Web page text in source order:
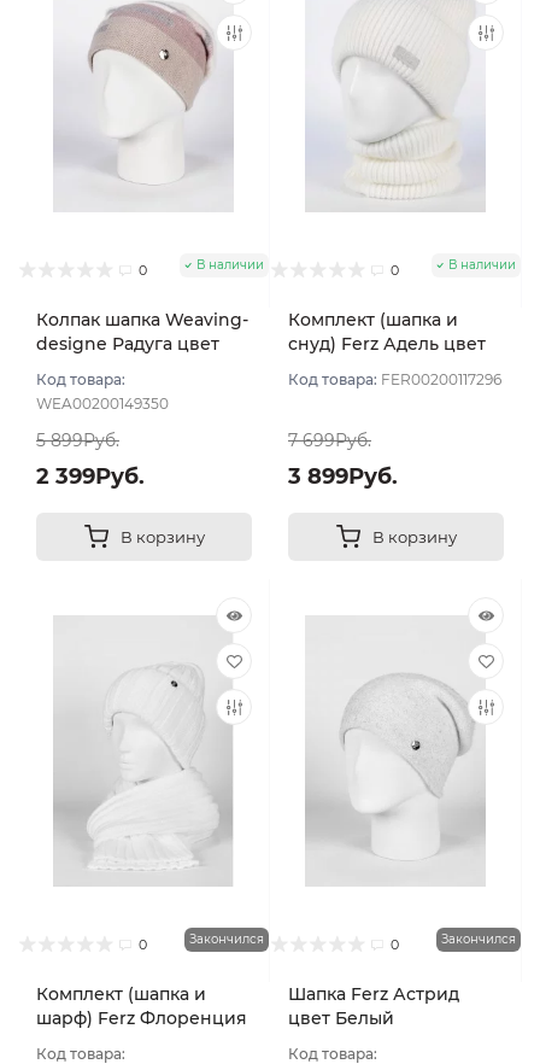
0 В наличии
Колпак шапка Weaving-
designe Радуга цвет
Код товара:
WEA00200149350
5 899Руб.
2 399Руб.
В корзину
0 В наличии
Комплект (шапка и
снуд) Ferz Адель цвет
Код товара: FER00200117296
7 699Руб.
3 899Руб.
В корзину
0 Закончился
Комплект (шапка и
шарф) Ferz Флоренция
Код товара:
0 Закончился
Шапка Ferz Астрид
цвет Белый
Код товара: